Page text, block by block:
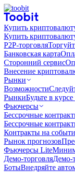
Купить
Купить
P2P-торговля
Банковская карта
Сторонний сервис
Внесение
Рынки
Возможности
РынкиБудьте в
Фьючерсы
Бессрочные
Бессрочные
Контракты на
Рынок прогнозов
Фьючерсы Lite
Демо-торговляДемо-
БотыВнедряйте